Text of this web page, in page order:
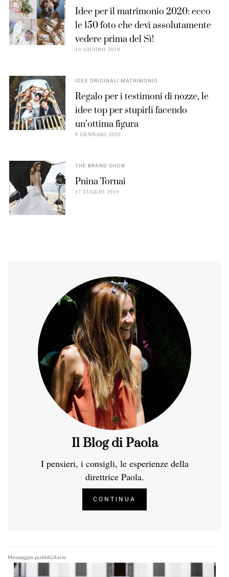
Idee per il matrimonio 2020: ecco
le 150 foto che devi assolutamente
vedere prima del Sì!
10 GIUGNO 2019
IDEE ORIGINALI MATRIMONIO
Regalo per i testimoni di nozze, le
idee top per stupirli facendo
un’ottima figura
9 GENNAIO 2020
THE BRAND SHOW
Pnina Tornai
17 LUGLIO 2019
Il Blog di Paola
I pensieri, i consigli, le esperienze della
direttrice Paola.
CONTINUA
Messaggio pubblicitario